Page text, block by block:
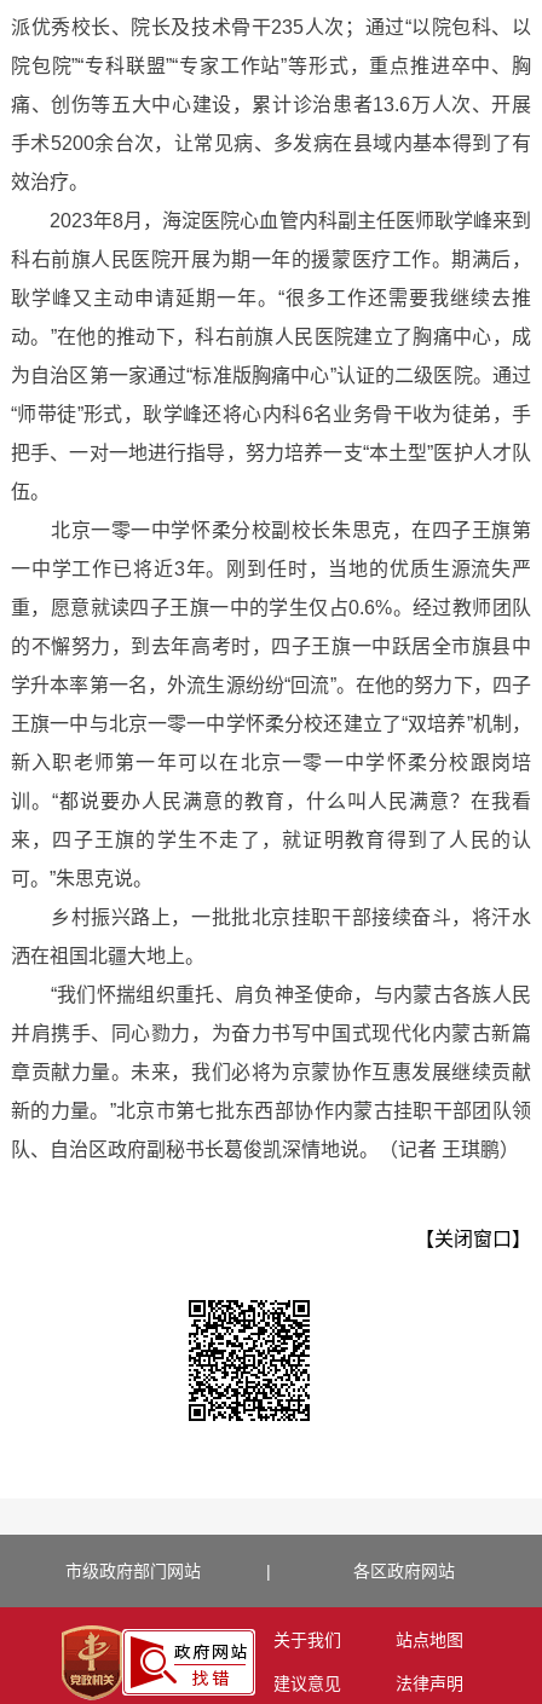
派优秀校长、院长及技术骨干235人次；通过“以院包科、以
院包院”“专科联盟”“专家工作站”等形式，重点推进卒中、胸
痛、创伤等五大中心建设，累计诊治患者13.6万人次、开展
手术5200余台次，让常见病、多发病在县域内基本得到了有
效治疗。
2023年8月，海淀医院心血管内科副主任医师耿学峰来到
科右前旗人民医院开展为期一年的援蒙医疗工作。期满后，
耿学峰又主动申请延期一年。“很多工作还需要我继续去推
动。”在他的推动下，科右前旗人民医院建立了胸痛中心，成
为自治区第一家通过“标准版胸痛中心”认证的二级医院。通过
“师带徒”形式，耿学峰还将心内科6名业务骨干收为徒弟，手
把手、一对一地进行指导，努力培养一支“本土型”医护人才队
伍。
北京一零一中学怀柔分校副校长朱思克，在四子王旗第
一中学工作已将近3年。刚到任时，当地的优质生源流失严
重，愿意就读四子王旗一中的学生仅占0.6%。经过教师团队
的不懈努力，到去年高考时，四子王旗一中跃居全市旗县中
学升本率第一名，外流生源纷纷“回流”。在他的努力下，四子
王旗一中与北京一零一中学怀柔分校还建立了“双培养”机制，
新入职老师第一年可以在北京一零一中学怀柔分校跟岗培
训。“都说要办人民满意的教育，什么叫人民满意？在我看
来，四子王旗的学生不走了，就证明教育得到了人民的认
可。”朱思克说。
乡村振兴路上，一批批北京挂职干部接续奋斗，将汗水
洒在祖国北疆大地上。
“我们怀揣组织重托、肩负神圣使命，与内蒙古各族人民
并肩携手、同心勠力，为奋力书写中国式现代化内蒙古新篇
章贡献力量。未来，我们必将为京蒙协作互惠发展继续贡献
新的力量。”北京市第七批东西部协作内蒙古挂职干部团队领
队、自治区政府副秘书长葛俊凯深情地说。（记者 王琪鹏）
【关闭窗口】
市级政府部门网站 | 各区政府网站
关于我们 站点地图
建议意见 法律声明